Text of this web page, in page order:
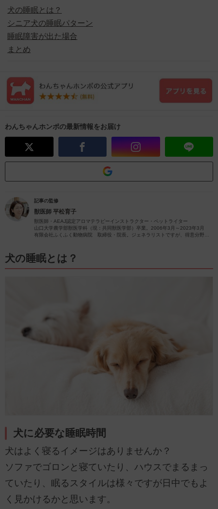
犬の睡眠とは？
シニア犬の睡眠パターン
睡眠障害が出た場合
まとめ
わんちゃんホンポの最新情報をお届け
記事の監修
獣医師 平松育子
獣医師・AEAJ認定アロマテラピーインストラクター・ペットライター
山口大学農学部獣医学科（現：共同獣医学部）卒業。2006年3月～2023年3月
有限会社ふくふく動物病院 取締役・院長。ジェネラリストですが、得意分野は
むアロマに関する情報をお届けします。
犬の睡眠とは？
犬に必要な睡眠時間
犬はよく寝るイメージはありませんか？
ソファでゴロンと寝ていたり、ハウスでまるまっ
ていたり、眠るスタイルは様々ですが日中でもよ
く見かけるかと思います。